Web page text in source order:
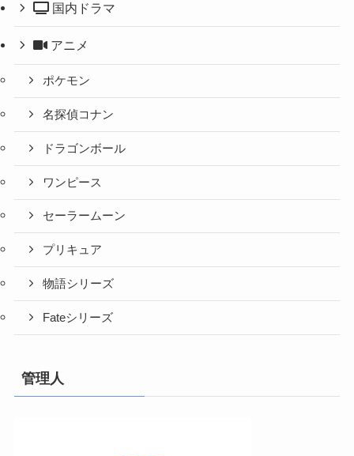
国内ドラマ
アニメ
ポケモン
名探偵コナン
ドラゴンボール
ワンピース
セーラームーン
プリキュア
物語シリーズ
Fateシリーズ
管理人